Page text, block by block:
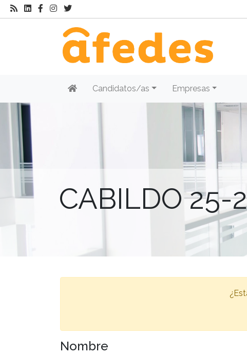
Candidatos/as Empresas
CABILDO 25-
Nombre